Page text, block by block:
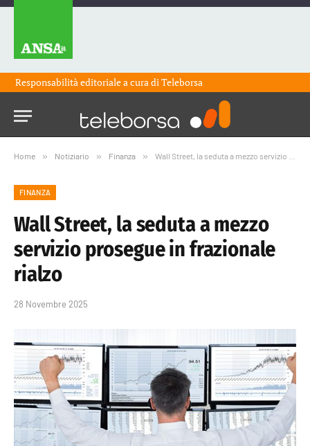
Responsabilità editoriale a cura diTeleborsa
Home » Notiziario » Finanza » Wall Street, la seduta a mezzo servizio prosegue in frazionale rialzo
FINANZA
Wall Street, la seduta a mezzo
servizio prosegue in frazionale
rialzo
28 Novembre 2025